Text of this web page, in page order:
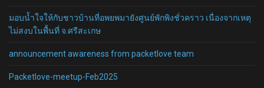
มอบน้ำใจให้กับชาวบ้านที่อพยพมายังศูนย์พักพิงชั่วคราว เนื่องจากเหตุ
ไม่สงบในพื้นที่ จ.ศรีสะเกษ
announcement awareness from packetlove team
Packetlove-meetup-Feb2025